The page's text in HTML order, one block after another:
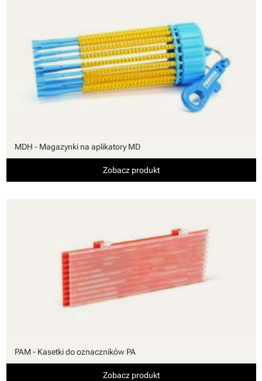
MDH - Magazynki na aplikatory MD
Zobacz produkt
PAM - Kasetki do oznaczników PA
Zobacz produkt